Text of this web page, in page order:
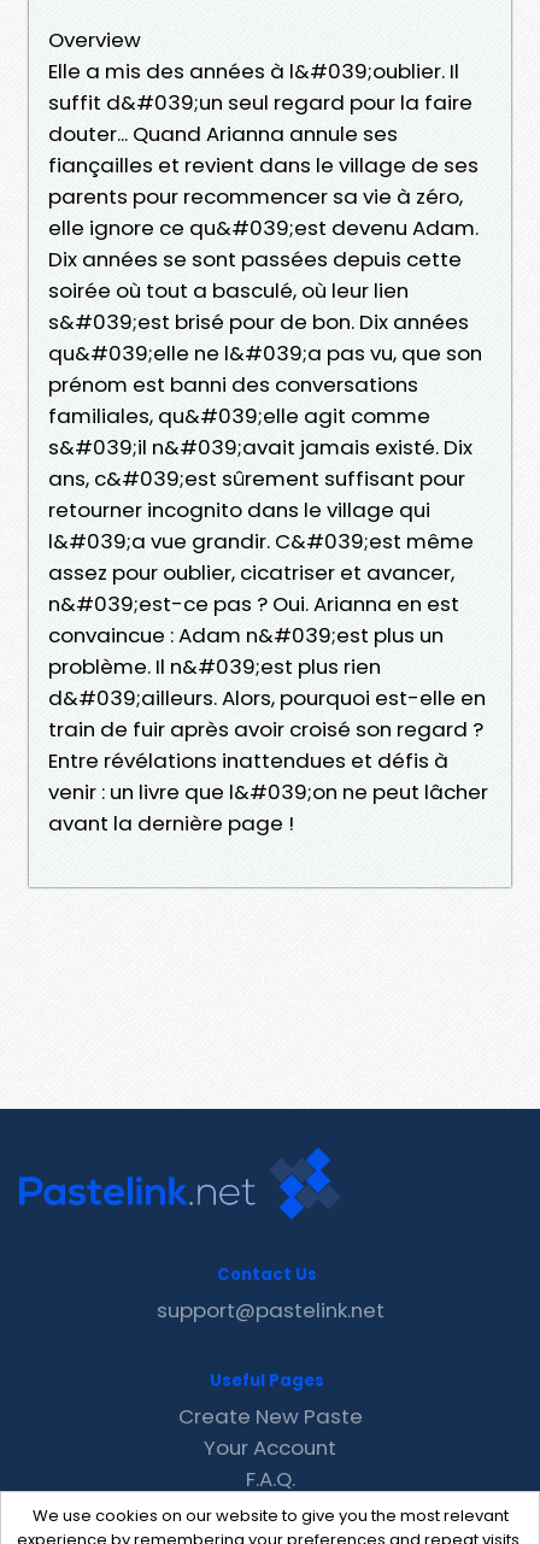
Overview
Elle a mis des années à l&#039;oublier. Il
suffit d&#039;un seul regard pour la faire
douter... Quand Arianna annule ses
fiançailles et revient dans le village de ses
parents pour recommencer sa vie à zéro,
elle ignore ce qu&#039;est devenu Adam.
Dix années se sont passées depuis cette
soirée où tout a basculé, où leur lien
s&#039;est brisé pour de bon. Dix années
qu&#039;elle ne l&#039;a pas vu, que son
prénom est banni des conversations
familiales, qu&#039;elle agit comme
s&#039;il n&#039;avait jamais existé. Dix
ans, c&#039;est sûrement suffisant pour
retourner incognito dans le village qui
l&#039;a vue grandir. C&#039;est même
assez pour oublier, cicatriser et avancer,
n&#039;est-ce pas ? Oui. Arianna en est
convaincue : Adam n&#039;est plus un
problème. Il n&#039;est plus rien
d&#039;ailleurs. Alors, pourquoi est-elle en
train de fuir après avoir croisé son regard ?
Entre révélations inattendues et défis à
venir : un livre que l&#039;on ne peut lâcher
avant la dernière page !
We use cookies on our website to give you the most relevant
Contact Us
support@pastelink.net
Useful Pages
Create New Paste
Your Account
F.A.Q.
Recent